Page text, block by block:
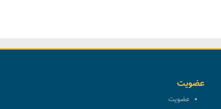
عضویت
عضویت